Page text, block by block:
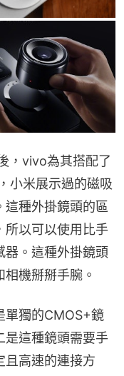
，vivo為其搭配了
小米展示過的磁吸
這種外掛鏡頭的區
所以可以使用比手
器。這種外掛鏡頭
機掰掰手腕。
單獨的CMOS+鏡
是這種鏡頭需要手
且高速的連接方